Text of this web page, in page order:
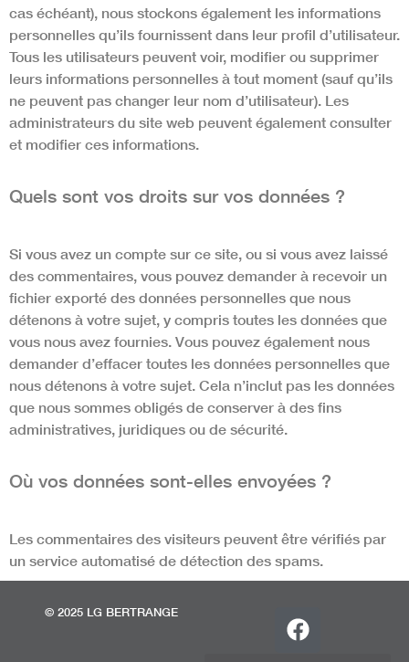
cas échéant), nous stockons également les informations
personnelles qu’ils fournissent dans leur profil d’utilisateur.
Tous les utilisateurs peuvent voir, modifier ou supprimer
leurs informations personnelles à tout moment (sauf qu’ils
ne peuvent pas changer leur nom d’utilisateur). Les
administrateurs du site web peuvent également consulter
et modifier ces informations.
Quels sont vos droits sur vos données ?
Si vous avez un compte sur ce site, ou si vous avez laissé
des commentaires, vous pouvez demander à recevoir un
fichier exporté des données personnelles que nous
détenons à votre sujet, y compris toutes les données que
vous nous avez fournies. Vous pouvez également nous
demander d’effacer toutes les données personnelles que
nous détenons à votre sujet. Cela n’inclut pas les données
que nous sommes obligés de conserver à des fins
administratives, juridiques ou de sécurité.
Où vos données sont-elles envoyées ?
Les commentaires des visiteurs peuvent être vérifiés par
un service automatisé de détection des spams.
© 2025 LG BERTRANGE